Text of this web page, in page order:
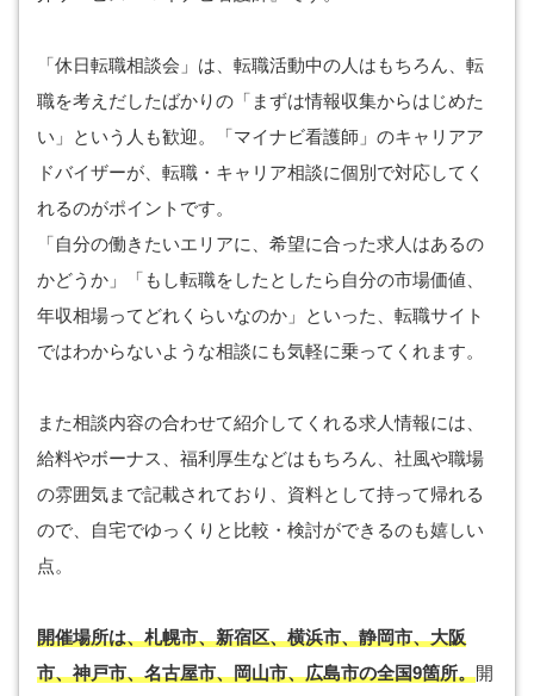
「休日転職相談会」は、転職活動中の人はもちろん、転
職を考えだしたばかりの「まずは情報収集からはじめた
い」という人も歓迎。「マイナビ看護師」のキャリアア
ドバイザーが、転職・キャリア相談に個別で対応してく
れるのがポイントです。
「自分の働きたいエリアに、希望に合った求人はあるの
かどうか」「もし転職をしたとしたら自分の市場価値、
年収相場ってどれくらいなのか」といった、転職サイト
ではわからないような相談にも気軽に乗ってくれます。
また相談内容の合わせて紹介してくれる求人情報には、
給料やボーナス、福利厚生などはもちろん、社風や職場
の雰囲気まで記載されており、資料として持って帰れる
ので、自宅でゆっくりと比較・検討ができるのも嬉しい
点。
開催場所は、札幌市、新宿区、横浜市、静岡市、大阪
市、神戸市、名古屋市、岡山市、広島市の全国9箇所。開